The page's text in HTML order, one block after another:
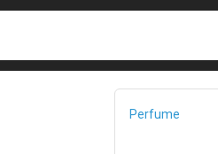
Perfume